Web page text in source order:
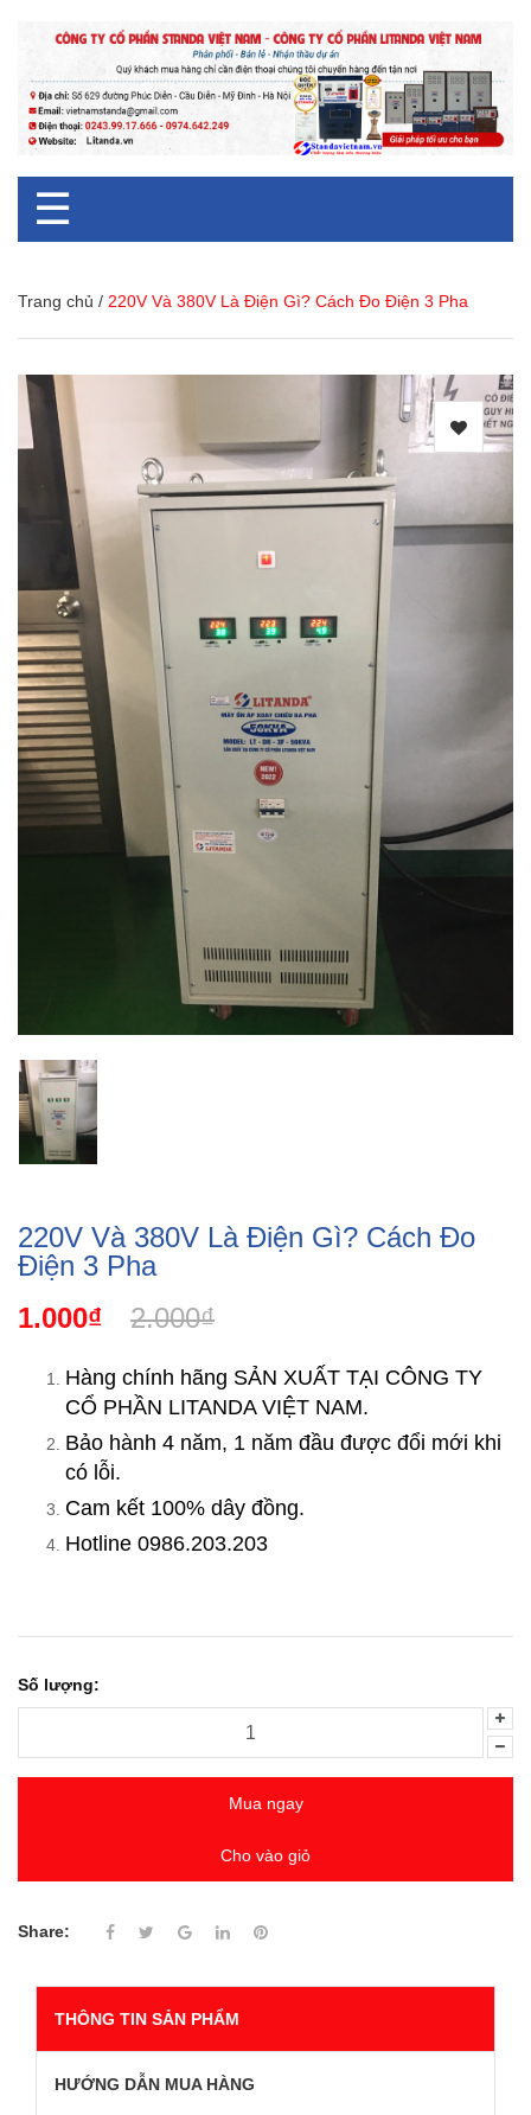
☰
Trang chủ / 220V Và 380V Là Điện Gì? Cách Đo Điện 3 Pha
220V Và 380V Là Điện Gì? Cách Đo
Điện 3 Pha
1.000₫
2.000₫
Hàng chính hãng SẢN XUẤT TẠI CÔNG TY
CỔ PHẦN LITANDA VIỆT NAM.
Bảo hành 4 năm, 1 năm đầu được đổi mới khi
có lỗi.
Cam kết 100% dây đồng.
Hotline 0986.203.203
Số lượng:
Mua ngay
Cho vào giỏ
Share:
THÔNG TIN SẢN PHẨM
HƯỚNG DẪN MUA HÀNG